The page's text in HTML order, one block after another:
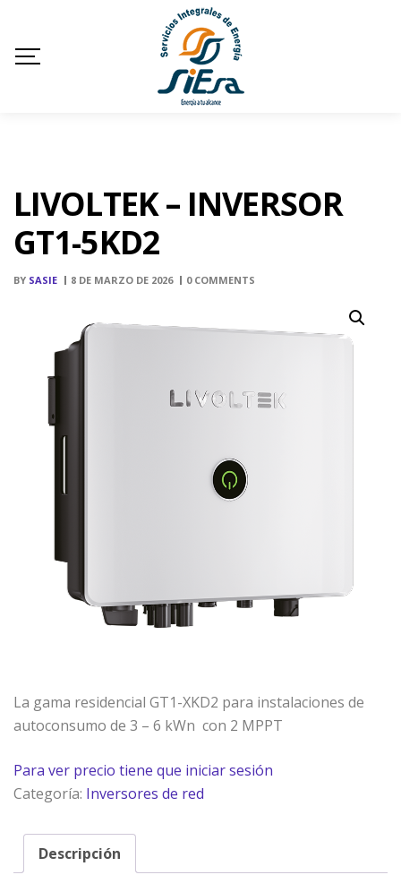
LIVOLTEK – INVERSOR
GT1-5KD2
BY SASIE 8 DE MARZO DE 2026 0 COMMENTS
La gama residencial GT1-XKD2 para instalaciones de
autoconsumo de 3 – 6 kWn con 2 MPPT
Para ver precio tiene que iniciar sesión
Categoría: Inversores de red
Descripción